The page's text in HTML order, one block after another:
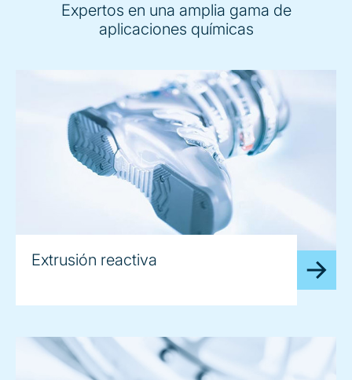
Expertos en una amplia gama de
aplicaciones químicas
Extrusión reactiva